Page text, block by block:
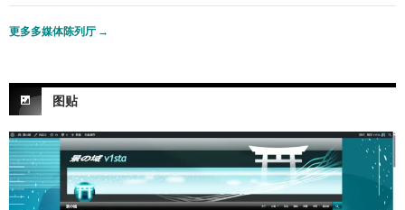
更多多媒体陈列厅 →
图贴